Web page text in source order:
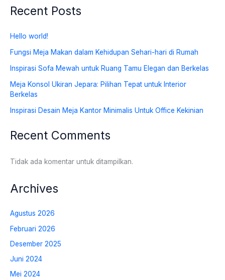
Recent Posts
Hello world!
Fungsi Meja Makan dalam Kehidupan Sehari-hari di Rumah
Inspirasi Sofa Mewah untuk Ruang Tamu Elegan dan Berkelas
Meja Konsol Ukiran Jepara: Pilihan Tepat untuk Interior
Berkelas
Inspirasi Desain Meja Kantor Minimalis Untuk Office Kekinian
Recent Comments
Tidak ada komentar untuk ditampilkan.
Archives
Agustus 2026
Februari 2026
Desember 2025
Juni 2024
Mei 2024